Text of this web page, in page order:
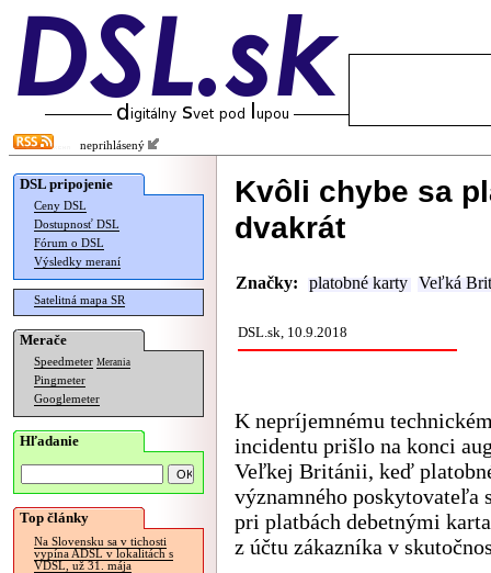
neprihlásený
DSL pripojenie
Ceny DSL
Dostupnosť DSL
Fórum o DSL
Výsledky meraní
Satelitná mapa SR
Merače
Speedmeter Merania
Pingmeter
Googlemeter
Hľadanie
Top články
Na Slovensku sa v tichosti
vypína ADSL v lokalitách s
VDSL, už 31. mája
Kvôli chybe sa
dvakrát
Značky: platobné karty Veľká
DSL.sk, 10.9.2018
K nepríjemnému
incidentu prišlo na konci
Veľkej Británii, keď
významného poskytovateľa
pri platbách debetnými
z účtu zákazníka v